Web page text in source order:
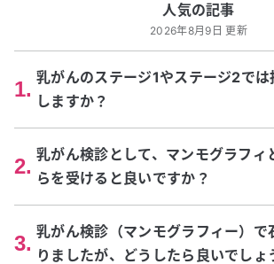
人気の記事
2026年8月9日 更新
1. 乳がんのステージ1やステージ2では
しますか？
2. 乳がん検診として、マンモグラフィ
らを受けると良いですか？
3. 乳がん検診（マンモグラフィー）で
りましたが、どうしたら良いでしょ